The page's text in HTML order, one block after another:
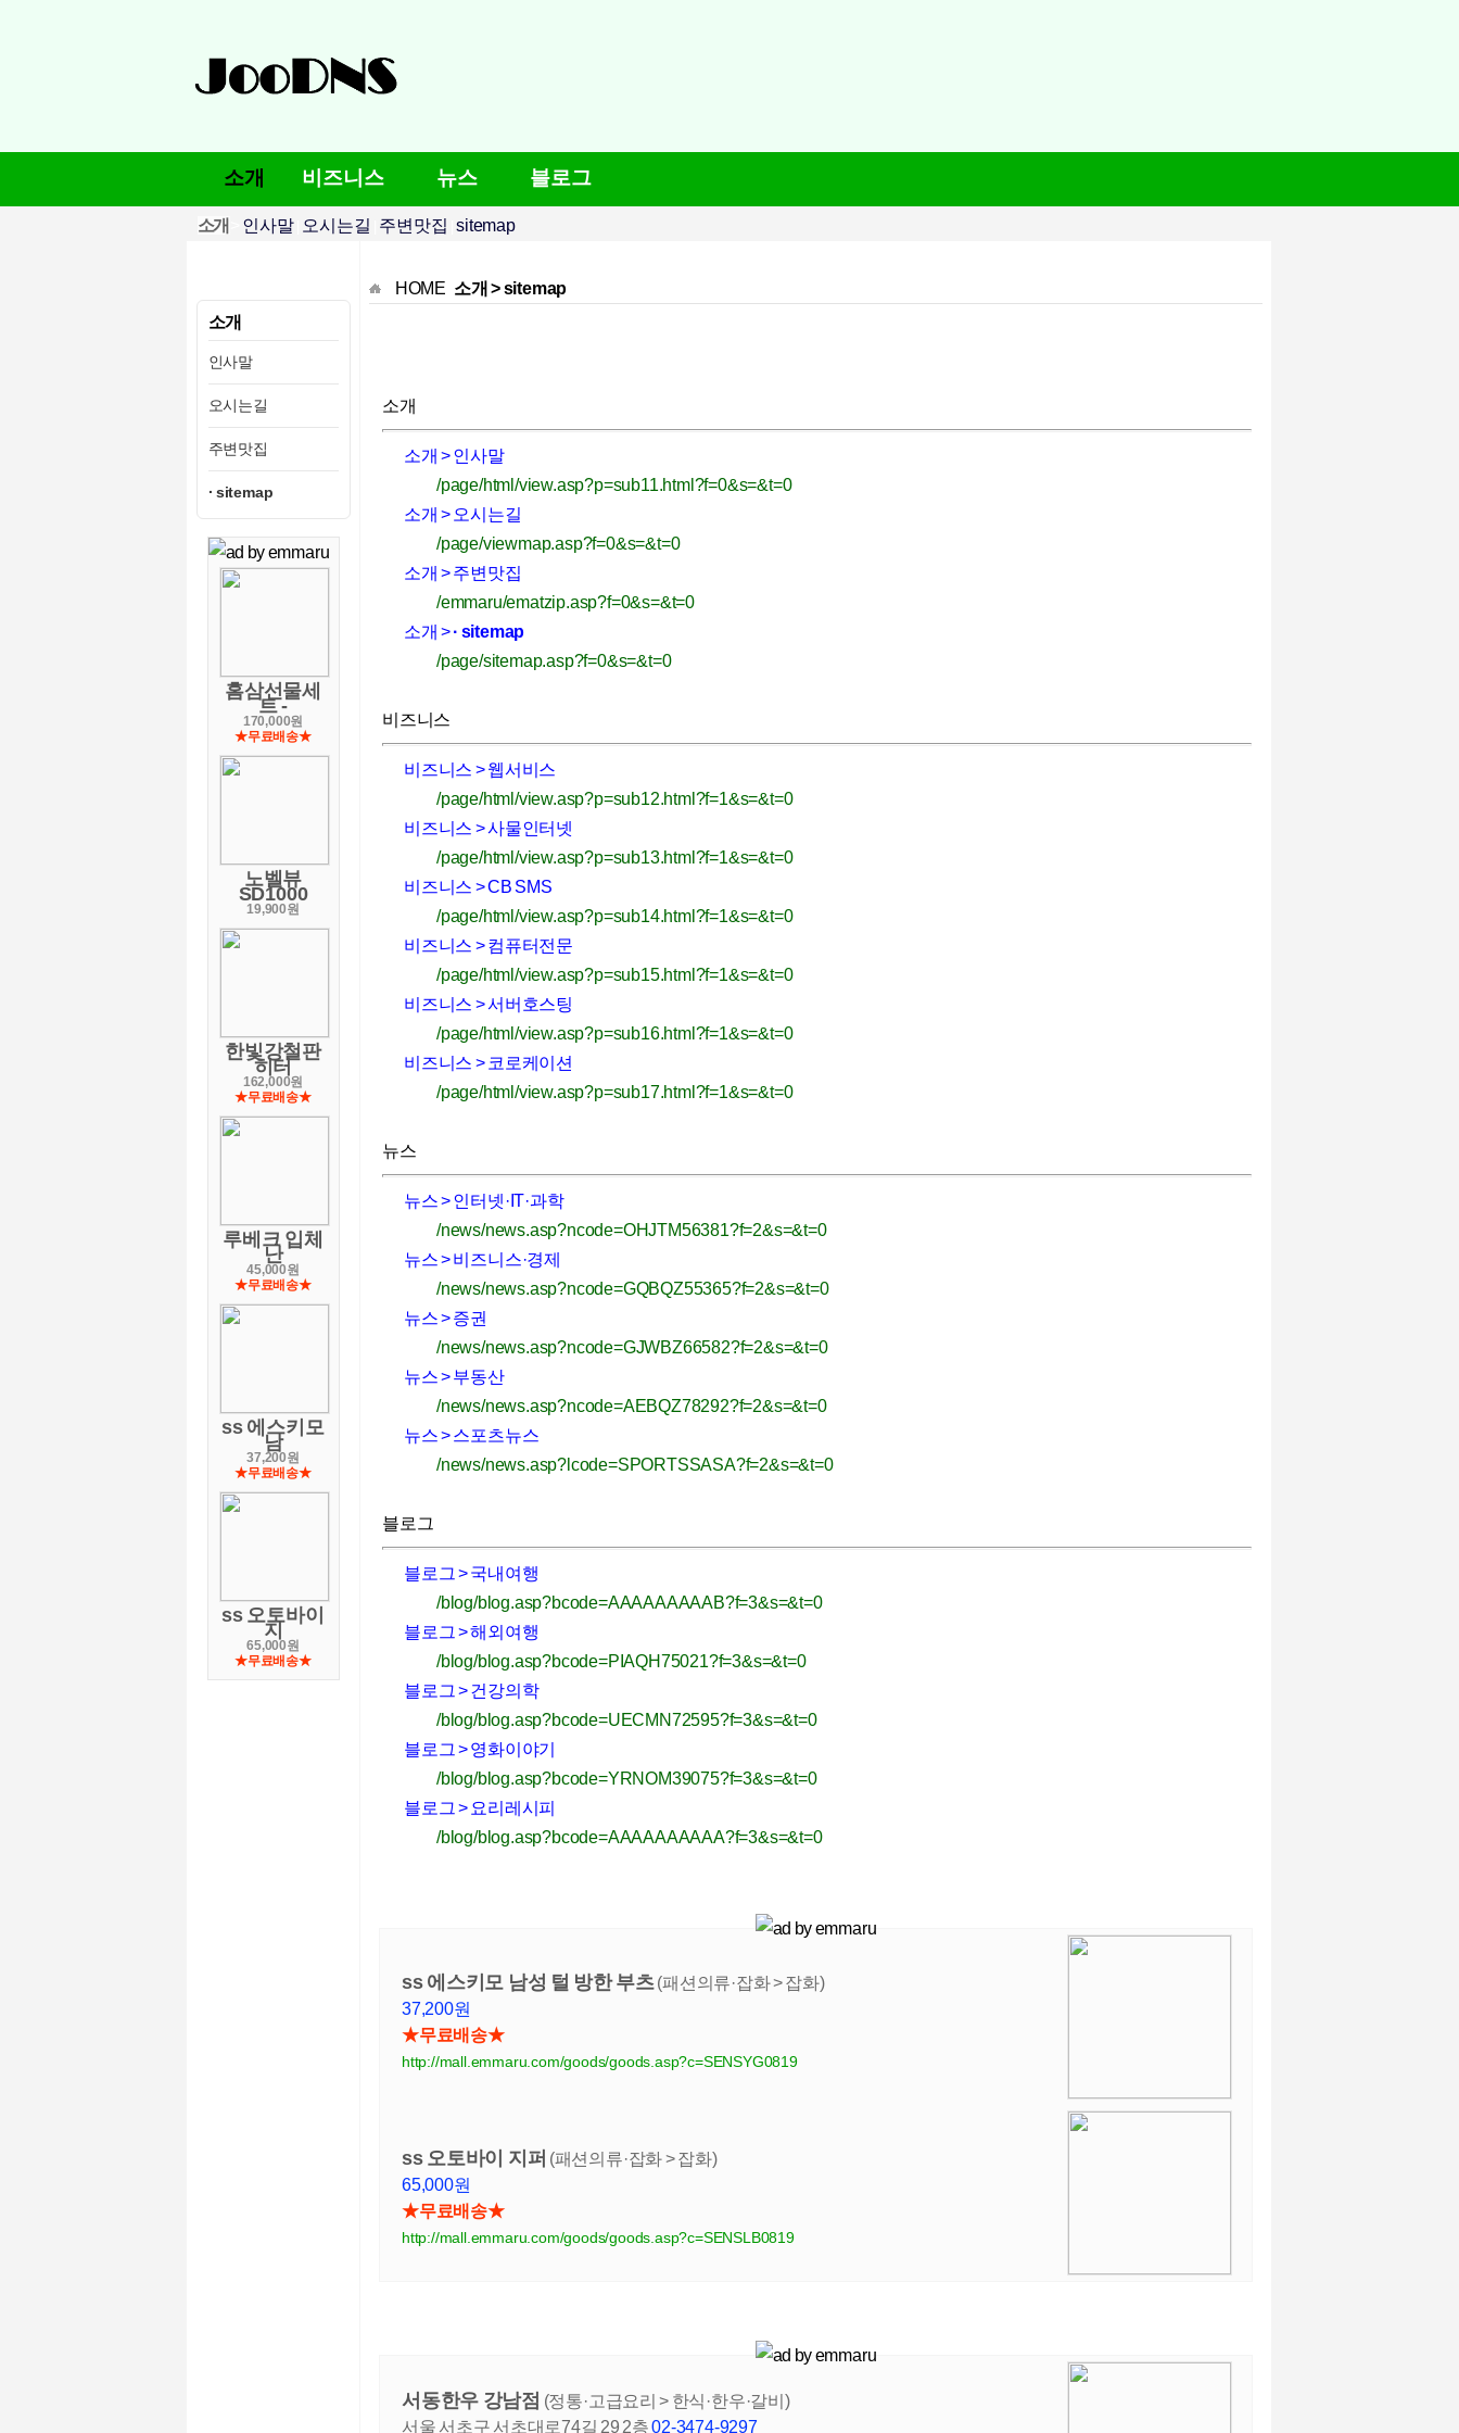
소개 비즈니스 뉴스 블로그
소개 인사말 오시는길 주변맛집 sitemap
소개
인사말
오시는길
주변맛집
· sitemap
홈삼선물세
트 -
170,000원
★무료배송★
노벨뷰
SD1000
19,900원
한빛강철판
히터
162,000원
★무료배송★
루베크 입체
난
45,000원
★무료배송★
ss 에스키모
남
37,200원
★무료배송★
ss 오토바이
지
65,000원
★무료배송★
HOME 소개 > sitemap
소개
소개 > 인사말
/page/html/view.asp?p=sub11.html?f=0&s=&t=0
소개 > 오시는길
/page/viewmap.asp?f=0&s=&t=0
소개 > 주변맛집
/emmaru/ematzip.asp?f=0&s=&t=0
소개 >· sitemap
/page/sitemap.asp?f=0&s=&t=0
비즈니스
비즈니스 > 웹서비스
/page/html/view.asp?p=sub12.html?f=1&s=&t=0
비즈니스 > 사물인터넷
/page/html/view.asp?p=sub13.html?f=1&s=&t=0
비즈니스 > CB SMS
/page/html/view.asp?p=sub14.html?f=1&s=&t=0
비즈니스 > 컴퓨터전문
/page/html/view.asp?p=sub15.html?f=1&s=&t=0
비즈니스 > 서버호스팅
/page/html/view.asp?p=sub16.html?f=1&s=&t=0
비즈니스 > 코로케이션
/page/html/view.asp?p=sub17.html?f=1&s=&t=0
뉴스
뉴스 > 인터넷·IT·과학
/news/news.asp?ncode=OHJTM56381?f=2&s=&t=0
뉴스 > 비즈니스·경제
/news/news.asp?ncode=GQBQZ55365?f=2&s=&t=0
뉴스 > 증권
/news/news.asp?ncode=GJWBZ66582?f=2&s=&t=0
뉴스 > 부동산
/news/news.asp?ncode=AEBQZ78292?f=2&s=&t=0
뉴스 > 스포츠뉴스
/news/news.asp?lcode=SPORTSSASA?f=2&s=&t=0
블로그
블로그 > 국내여행
/blog/blog.asp?bcode=AAAAAAAAAB?f=3&s=&t=0
블로그 > 해외여행
/blog/blog.asp?bcode=PIAQH75021?f=3&s=&t=0
블로그 > 건강의학
/blog/blog.asp?bcode=UECMN72595?f=3&s=&t=0
블로그 > 영화이야기
/blog/blog.asp?bcode=YRNOM39075?f=3&s=&t=0
블로그 > 요리레시피
/blog/blog.asp?bcode=AAAAAAAAAA?f=3&s=&t=0
ss 에스키모 남성 털 방한 부츠(패션의류·잡화 > 잡화)
37,200원
★무료배송★
http://mall.emmaru.com/goods/goods.asp?c=SENSYG0819
ss 오토바이 지퍼 (패션의류·잡화 > 잡화)
65,000원
★무료배송★
http://mall.emmaru.com/goods/goods.asp?c=SENSLB0819
서동한우 강남점 (정통·고급요리 > 한식·한우·갈비)
서울 서초구 서초대로74길 29 2층02-3474-9297